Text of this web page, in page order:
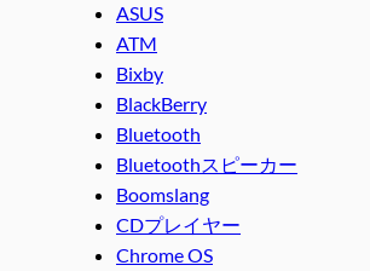
ASUS
ATM
Bixby
BlackBerry
Bluetooth
Bluetoothスピーカー
Boomslang
CDプレイヤー
Chrome OS